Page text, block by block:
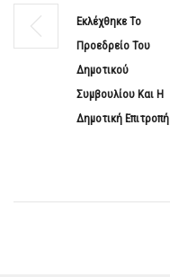
Εκλέχθηκε Το
Προεδρείο Του
Δημοτικού
Συμβουλίου Και Η
Δημοτική Επιτροπή